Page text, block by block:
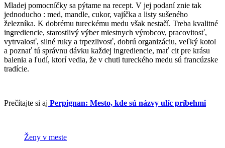
Mladej pomocníčky sa pýtame na recept. V jej podaní znie tak
jednoducho : med, mandle, cukor, vajíčka a listy sušeného
železníka. K dobrému tureckému medu však nestačí. Treba kvalitné
ingrediencie, starostlivý výber miestnych výrobcov, pracovitosť,
vytrvalosť, silné ruky a trpezlivosť, dobrú organizáciu, veľký kotol
a poznať tú správnu dávku každej ingrediencie, mať cit pre krásu
balenia a ľudí, ktorí vedia, že v chuti tureckého medu sú francúzske
tradície.
Prečítajte si aj Perpignan: Mesto, kde sú názvy ulíc príbehmi
Ženy v meste